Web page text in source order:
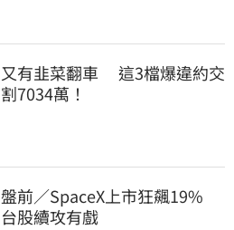
又有韭菜翻車　 這3檔爆違約交
割7034萬！
盤前／SpaceX上市狂飆19%
台股續攻有戲